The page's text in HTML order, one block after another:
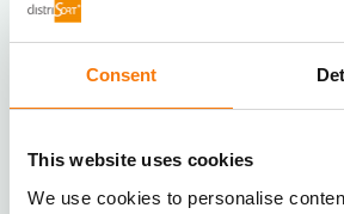
Consent
This website uses cookies
We use cookies to personalise
Cross Tray Sorter